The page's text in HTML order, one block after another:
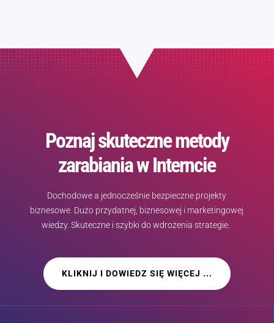
Poznaj skuteczne metody
zarabiania w Interncie
Dochodowe a jednocześnie bezpieczne projekty
biznesowe. Dużo przydatnej, biznesowej i marketingowej
wiedzy. Skuteczne i szybki do wdrożenia strategie.
KLIKNIJ I DOWIEDZ SIĘ WIĘCEJ ...